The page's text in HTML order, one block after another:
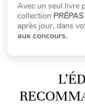
Avec un seul livre
collection
après jour, dans
aux concours.